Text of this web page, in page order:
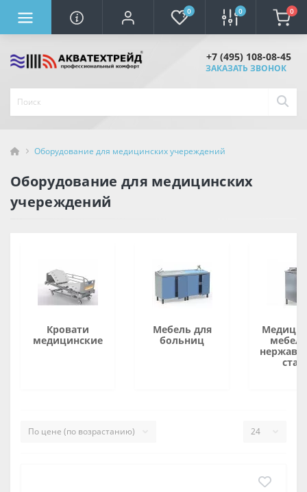
0 0 0
+7 (495) 108-08-45
ЗАКАЗАТЬ ЗВОНОК
Оборудование для медицинских учереждений
Оборудование для медицинских
учереждений
Кровати
медицинские
Мебель для
больниц